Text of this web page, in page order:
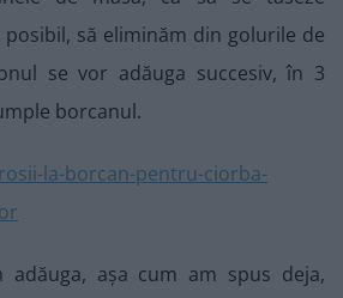
să eliminăm din golurile de
se vor adăuga succesiv, în 3
borcanul.
adăuga, așa cum am spus deja,